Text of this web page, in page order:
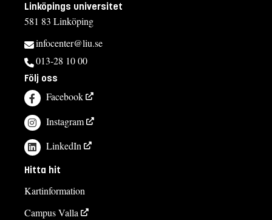
Linköpings universitet
581 83 Linköping
infocenter@liu.se
013-28 10 00
Följ oss
Facebook
Instagram
LinkedIn
Hitta hit
Kartinformation
Campus Valla